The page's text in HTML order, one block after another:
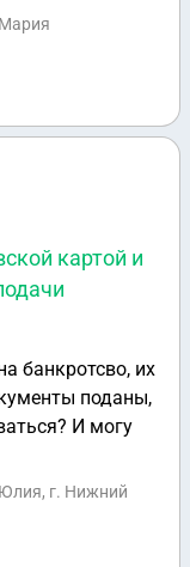
в
картой и
банкротсво, их
поданы,
И могу
г. Нижний